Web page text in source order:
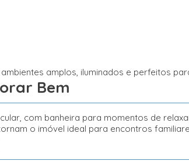
amplos, iluminados e perfeitos
Bem
com banheira para momentos de
o imóvel ideal para encontros